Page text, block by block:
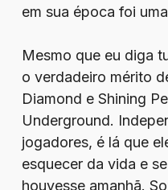
em sua época foi
Mesmo que eu diga
o verdadeiro mérito
Diamond e Shining
Underground.
jogadores, é lá que
esquecer da vida e
houvesse amanhã.